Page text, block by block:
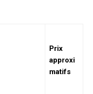
Prix
approxi
matifs